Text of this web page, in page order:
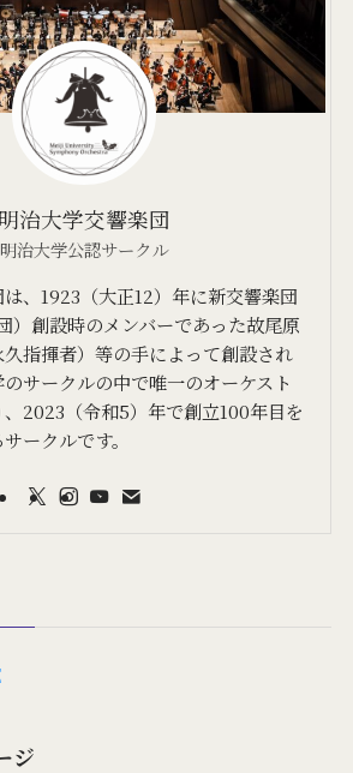
明治大学交響楽団
明治大学公認サークル
、1923（大正12）年に新交響楽団
）創設時のメンバーであった故尾原
指揮者）等の手によって創設され
サークルの中で唯一のオーケスト
2023（令和5）年で創立100年目を
ークルです。
ジ